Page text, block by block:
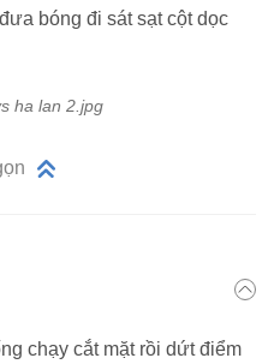
bóng đi sát sạt cột dọc
chạy cắt mặt rồi dứt điểm